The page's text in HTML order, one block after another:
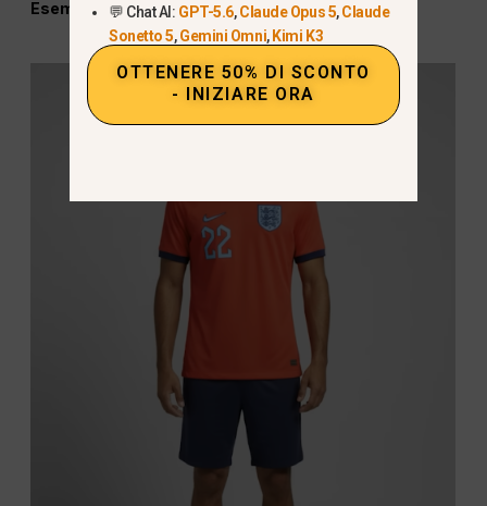
Esempio: 💬 Chat AI: GPT-5.6,Claude Opus 5,Claude
Sonetto 5,Gemini Omni, Kimi K3
OTTENERE 50% DI SCONTO
- INIZIARE ORA